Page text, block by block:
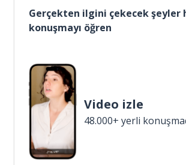
Gerçekten ilgini çekecek şeyler
konuşmayı öğren
Video izle
48.000+ yerli